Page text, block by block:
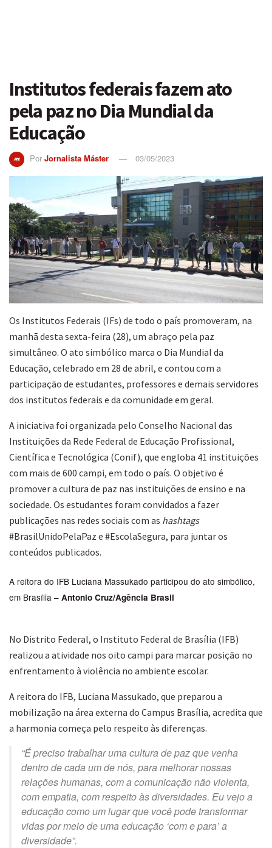
Institutos federais fazem ato
pela paz no Dia Mundial da
Educação
Por Jornalista Máster 03/05/2023
Os Institutos Federais (IFs) de todo o país promoveram, na
manhã desta sexta-feira (28), um abraço pela paz
simultâneo. O ato simbólico marca o Dia Mundial da
Educação, celebrado em 28 de abril, e contou com a
participação de estudantes, professores e demais servidores
dos institutos federais e da comunidade em geral.
A iniciativa foi organizada pelo Conselho Nacional das
Instituições da Rede Federal de Educação Profissional,
Científica e Tecnológica (Conif), que engloba 41 instituições
com mais de 600 campi, em todo o país. O objetivo é
promover a cultura de paz nas instituições de ensino e na
sociedade. Os estudantes foram convidados a fazer
publicações nas redes sociais com as hashtags
#BrasilUnidoPelaPaz e #EscolaSegura, para juntar os
conteúdos publicados.
A reitora do IFB Luciana Massukado participou do ato simbólico,
em Brasília – Antonio Cruz/Agência Brasil
No Distrito Federal, o Instituto Federal de Brasília (IFB)
realizou a atividade nos oito campi para marcar posição no
enfrentamento à violência no ambiente escolar.
A reitora do IFB, Luciana Massukado, que preparou a
mobilização na área externa do Campus Brasília, acredita que
a harmonia começa pelo respeito às diferenças.
“É preciso trabalhar uma cultura de paz que venha
dentro de cada um de nós, para melhorar nossas
relações humanas, com a comunicação não violenta,
com empatia, com respeito às diversidades. Eu vejo a
educação como um lugar que você pode transformar
vidas por meio de uma educação ‘com e para’ a
diversidade”.